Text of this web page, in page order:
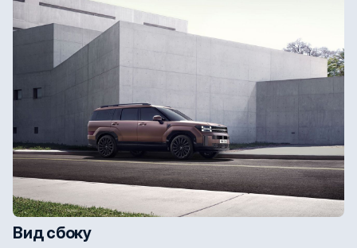
Вид сбоку